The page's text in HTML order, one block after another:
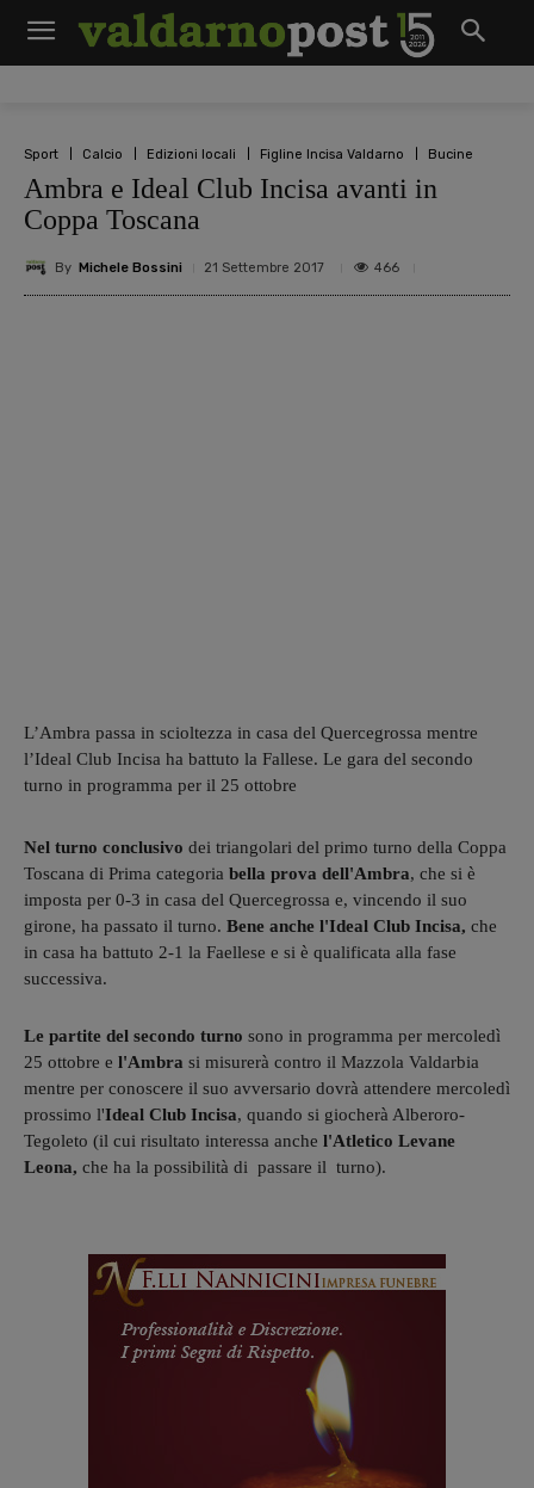
Sport Calcio Edizioni locali Figline Incisa Valdarno Bucine
Ambra e Ideal Club Incisa avanti in
Coppa Toscana
By Michele Bossini 21 Settembre 2017 466
L’Ambra passa in scioltezza in casa del Quercegrossa mentre
l’Ideal Club Incisa ha battuto la Fallese. Le gara del secondo
turno in programma per il 25 ottobre
Nel turno conclusivo dei triangolari del primo turno della Coppa
Toscana di Prima categoria bella prova dell'Ambra, che si è
imposta per 0-3 in casa del Quercegrossa e, vincendo il suo
girone, ha passato il turno. Bene anche l'Ideal Club Incisa, che
in casa ha battuto 2-1 la Faellese e si è qualificata alla fase
successiva.
Le partite del secondo turno sono in programma per mercoledì
25 ottobre e l'Ambra si misurerà contro il Mazzola Valdarbia
mentre per conoscere il suo avversario dovrà attendere mercoledì
prossimo l'Ideal Club Incisa, quando si giocherà Alberoro-
Tegoleto (il cui risultato interessa anche l'Atletico Levane
Leona, che ha la possibilità di passare il turno).